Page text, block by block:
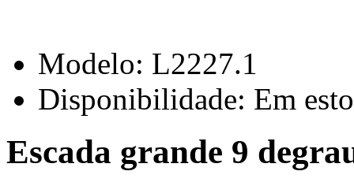
Modelo: L2227.1
Disponibilidade: Em
Escada grande 9